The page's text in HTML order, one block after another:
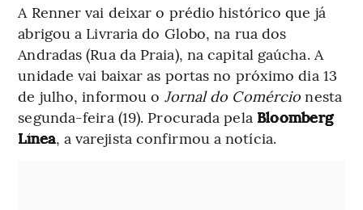
A Renner vai deixar o prédio histórico que já
abrigou a Livraria do Globo, na rua dos
Andradas (Rua da Praia), na capital gaúcha. A
unidade vai baixar as portas no próximo dia 13
de julho, informou o Jornal do Comércio nesta
segunda-feira (19). Procurada pela Bloomberg
Línea, a varejista confirmou a notícia.